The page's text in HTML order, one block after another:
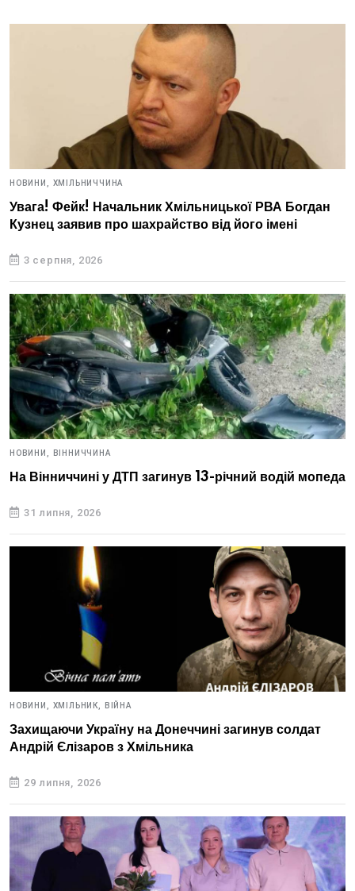
НОВИНИ, ХМІЛЬНИЧЧИНА
Увага! Фейк! Начальник Хмільницької РВА Богдан
Кузнец заявив про шахрайство від його імені
3 серпня, 2026
НОВИНИ, ВІННИЧЧИНА
На Вінниччині у ДТП загинув 13-річний водій мопеда
31 липня, 2026
НОВИНИ, ХМІЛЬНИК, ВІЙНА
Захищаючи Україну на Донеччині загинув солдат
Андрій Єлізаров з Хмільника
29 липня, 2026